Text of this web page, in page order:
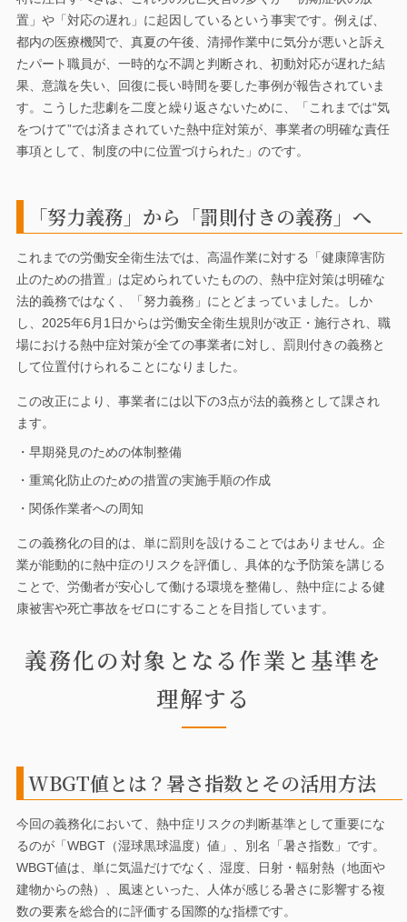
置」や「対応の遅れ」に起因しているという事実です。例えば、
都内の医療機関で、真夏の午後、清掃作業中に気分が悪いと訴え
たパート職員が、一時的な不調と判断され、初動対応が遅れた結
果、意識を失い、回復に長い時間を要した事例が報告されていま
す。こうした悲劇を二度と繰り返さないために、「これまでは“気
をつけて”では済まされていた熱中症対策が、事業者の明確な責任
事項として、制度の中に位置づけられた」のです。
「努力義務」から「罰則付きの義務」へ
これまでの労働安全衛生法では、高温作業に対する「健康障害防
止のための措置」は定められていたものの、熱中症対策は明確な
法的義務ではなく、「努力義務」にとどまっていました。しか
し、2025年6月1日からは労働安全衛生規則が改正・施行され、職
場における熱中症対策が全ての事業者に対し、罰則付きの義務と
して位置付けられることになりました。
この改正により、事業者には以下の3点が法的義務として課され
ます。
・早期発見のための体制整備
・重篤化防止のための措置の実施手順の作成
・関係作業者への周知
この義務化の目的は、単に罰則を設けることではありません。企
業が能動的に熱中症のリスクを評価し、具体的な予防策を講じる
ことで、労働者が安心して働ける環境を整備し、熱中症による健
康被害や死亡事故をゼロにすることを目指しています。
義務化の対象となる作業と基準を
理解する
WBGT値とは？暑さ指数とその活用方法
今回の義務化において、熱中症リスクの判断基準として重要にな
るのが「WBGT（湿球黒球温度）値」、別名「暑さ指数」です。
WBGT値は、単に気温だけでなく、湿度、日射・輻射熱（地面や
建物からの熱）、風速といった、人体が感じる暑さに影響する複
数の要素を総合的に評価する国際的な指標です。